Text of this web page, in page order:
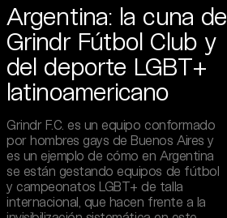
Argentina: la cuna de
Grindr Fútbol Club y
del deporte LGBT+
latinoamericano
Grindr F.C. es un equipo conformado
por hombres gays de Buenos Aires y
es un ejemplo de cómo en Argentina
se están gestando equipos de fútbol
y campeonatos LGBT+ de talla
internacional, que hacen frente a la